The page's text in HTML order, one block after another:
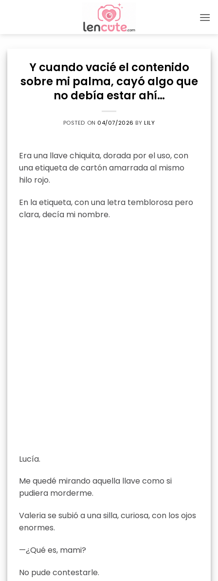
Y cuando vacié el contenido
sobre mi palma, cayó algo que
no debía estar ahí…
POSTED ON 04/07/2026 BYLILY
Era una llave chiquita, dorada por el uso, con
una etiqueta de cartón amarrada al mismo
hilo rojo.
En la etiqueta, con una letra temblorosa pero
clara, decía mi nombre.
Lucía.
Me quedé mirando aquella llave como si
pudiera morderme.
Valeria se subió a una silla, curiosa, con los ojos
enormes.
—¿Qué es, mami?
No pude contestarle.